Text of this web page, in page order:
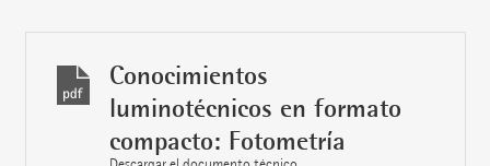
Conocimientos
luminotécnicos en formato
compacto: Fotometría